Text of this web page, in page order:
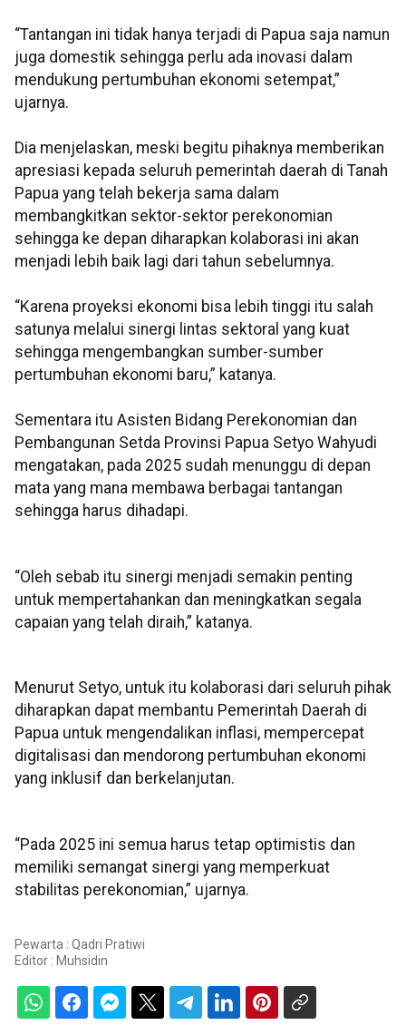
“Tantangan ini tidak hanya terjadi di Papua saja namun
juga domestik sehingga perlu ada inovasi dalam
mendukung pertumbuhan ekonomi setempat,”
ujarnya.
Dia menjelaskan, meski begitu pihaknya memberikan
apresiasi kepada seluruh pemerintah daerah di Tanah
Papua yang telah bekerja sama dalam
membangkitkan sektor-sektor perekonomian
sehingga ke depan diharapkan kolaborasi ini akan
menjadi lebih baik lagi dari tahun sebelumnya.
“Karena proyeksi ekonomi bisa lebih tinggi itu salah
satunya melalui sinergi lintas sektoral yang kuat
sehingga mengembangkan sumber-sumber
pertumbuhan ekonomi baru,” katanya.
Sementara itu Asisten Bidang Perekonomian dan
Pembangunan Setda Provinsi Papua Setyo Wahyudi
mengatakan, pada 2025 sudah menunggu di depan
mata yang mana membawa berbagai tantangan
sehingga harus dihadapi.
“Oleh sebab itu sinergi menjadi semakin penting
untuk mempertahankan dan meningkatkan segala
capaian yang telah diraih,” katanya.
Menurut Setyo, untuk itu kolaborasi dari seluruh pihak
diharapkan dapat membantu Pemerintah Daerah di
Papua untuk mengendalikan inflasi, mempercepat
digitalisasi dan mendorong pertumbuhan ekonomi
yang inklusif dan berkelanjutan.
“Pada 2025 ini semua harus tetap optimistis dan
memiliki semangat sinergi yang memperkuat
stabilitas perekonomian,” ujarnya.
Pewarta : Qadri Pratiwi
Editor : Muhsidin